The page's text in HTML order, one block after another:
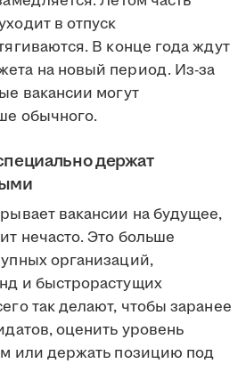
в отпуск
В конце года ждут
на новый период. Из-за
вакансии могут
обычного.
держат
вакансии на будущее,
нечасто. Это больше
организаций,
и быстрорастущих
так делают, чтобы заранее
оценить уровень
или держать позицию под